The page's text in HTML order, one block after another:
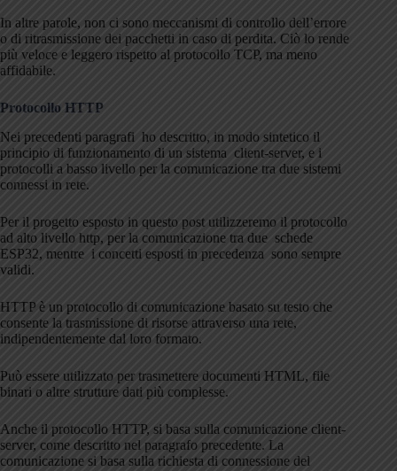
In altre parole, non ci sono meccanismi di controllo dell’errore
o di ritrasmissione dei pacchetti in caso di perdita. Ciò lo rende
più veloce e leggero rispetto al protocollo TCP, ma meno
affidabile.
Protocollo HTTP
Nei precedenti paragrafi ho descritto, in modo sintetico il
principio di funzionamento di un sistema client-server, e i
protocolli a basso livello per la comunicazione tra due sistemi
connessi in rete.
Per il progetto esposto in questo post utilizzeremo il protocollo
ad alto livello http, per la comunicazione tra due schede
ESP32, mentre i concetti esposti in precedenza sono sempre
validi.
HTTP è un protocollo di comunicazione basato su testo che
consente la trasmissione di risorse attraverso una rete,
indipendentemente dal loro formato.
Può essere utilizzato per trasmettere documenti HTML, file
binari o altre strutture dati più complesse.
Anche il protocollo HTTP, si basa sulla comunicazione client-
server, come descritto nel paragrafo precedente. La
comunicazione si basa sulla richiesta di connessione del